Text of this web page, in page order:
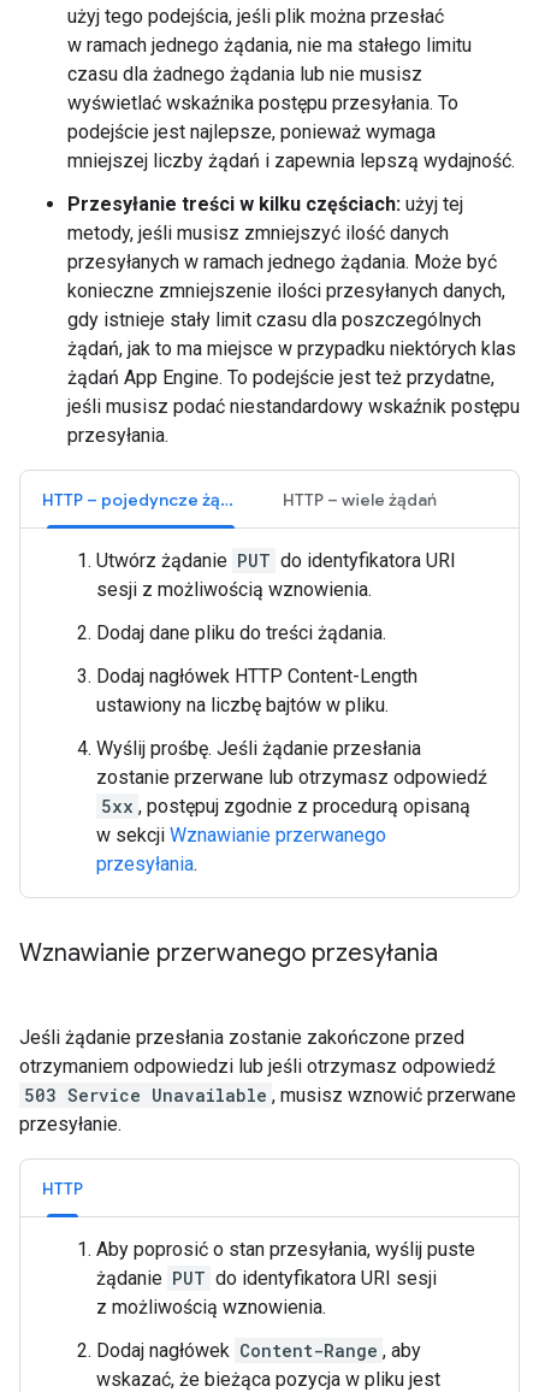
użyj tego podejścia, jeśli plik można przesłać
w ramach jednego żądania, nie ma stałego limitu
czasu dla żadnego żądania lub nie musisz
wyświetlać wskaźnika postępu przesyłania. To
podejście jest najlepsze, ponieważ wymaga
mniejszej liczby żądań i zapewnia lepszą wydajność.
Przesyłanie treści w kilku częściach: użyj tej
metody, jeśli musisz zmniejszyć ilość danych
przesyłanych w ramach jednego żądania. Może być
konieczne zmniejszenie ilości przesyłanych danych,
gdy istnieje stały limit czasu dla poszczególnych
żądań, jak to ma miejsce w przypadku niektórych klas
żądań App Engine. To podejście jest też przydatne,
jeśli musisz podać niestandardowy wskaźnik postępu
przesyłania.
HTTP – pojedyncze żądanie HTTP – wiele żądań
Utwórz żądanie PUT do identyfikatora URI
sesji z możliwością wznowienia.
Dodaj dane pliku do treści żądania.
Dodaj nagłówek HTTP Content-Length
ustawiony na liczbę bajtów w pliku.
Wyślij prośbę. Jeśli żądanie przesłania
zostanie przerwane lub otrzymasz odpowiedź
5xx , postępuj zgodnie z procedurą opisaną
w sekcji Wznawianie przerwanego
przesyłania.
Wznawianie przerwanego przesyłania
Jeśli żądanie przesłania zostanie zakończone przed
otrzymaniem odpowiedzi lub jeśli otrzymasz odpowiedź
503 Service Unavailable , musisz wznowić przerwane
przesyłanie.
HTTP
Aby poprosić o stan przesyłania, wyślij puste
żądanie PUT do identyfikatora URI sesji
z możliwością wznowienia.
Dodaj nagłówek Content-Range , aby
wskazać, że bieżąca pozycja w pliku jest